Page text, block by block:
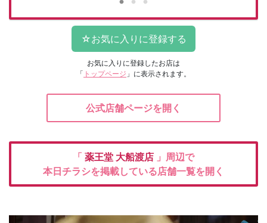
お気に入りに登録したお店は
「 トップページ 」に表示されます。
公式店舗ページを開く
「 薬王堂 大船渡店 」周辺で
本日チラシを掲載している店舗一覧を開く